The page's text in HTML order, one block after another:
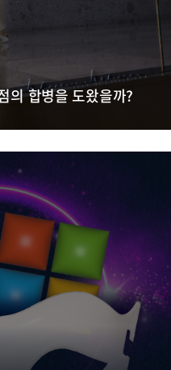
의 합병을 도왔을까?